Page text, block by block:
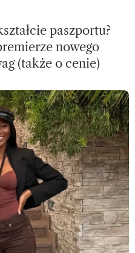
paszportu?
nowego
(także o cenie)